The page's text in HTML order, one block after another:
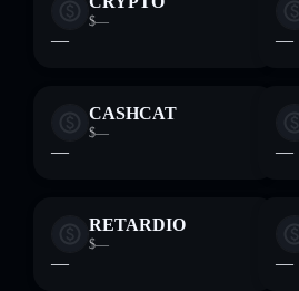
$—
— —
CASHCAT
$—
— —
RETARDIO
$—
— —